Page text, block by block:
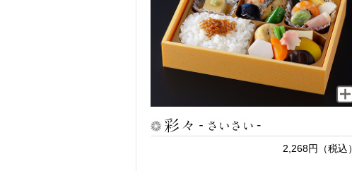
2,268円（税込）